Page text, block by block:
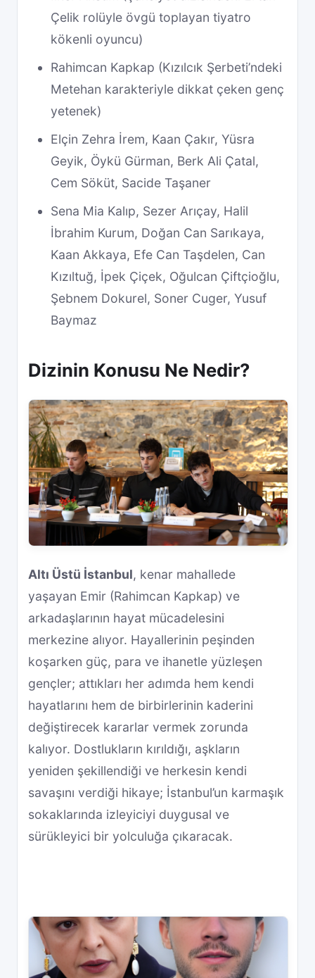
Çelik rolüyle övgü toplayan tiyatro
kökenli oyuncu)
Rahimcan Kapkap (Kızılcık Şerbeti’ndeki
Metehan karakteriyle dikkat çeken genç
yetenek)
Elçin Zehra İrem, Kaan Çakır, Yüsra
Geyik, Öykü Gürman, Berk Ali Çatal,
Cem Söküt, Sacide Taşaner
Sena Mia Kalıp, Sezer Arıçay, Halil
İbrahim Kurum, Doğan Can Sarıkaya,
Kaan Akkaya, Efe Can Taşdelen, Can
Kızıltuğ, İpek Çiçek, Oğulcan Çiftçioğlu,
Şebnem Dokurel, Soner Cuger, Yusuf
Baymaz
Dizinin Konusu Ne Nedir?
Altı Üstü İstanbul, kenar mahallede
yaşayan Emir (Rahimcan Kapkap) ve
arkadaşlarının hayat mücadelesini
merkezine alıyor. Hayallerinin peşinden
koşarken güç, para ve ihanetle yüzleşen
gençler; attıkları her adımda hem kendi
hayatlarını hem de birbirlerinin kaderini
değiştirecek kararlar vermek zorunda
kalıyor. Dostlukların kırıldığı, aşkların
yeniden şekillendiği ve herkesin kendi
savaşını verdiği hikaye; İstanbul’un karmaşık
sokaklarında izleyiciyi duygusal ve
sürükleyici bir yolculuğa çıkaracak.